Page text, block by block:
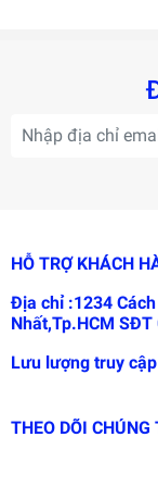
HỖ TRỢ KHÁCH
Địa chỉ :1234
Nhất,Tp.HCM
Lưu lượng truy cập
THEO DÕI CHÚNG